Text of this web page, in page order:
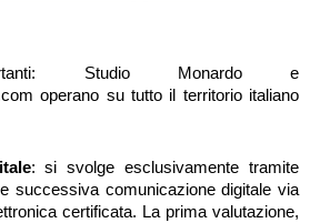
Studio Monardo e
operano su tutto il territorio italiano
: si svolge esclusivamente tramite
successiva comunicazione digitale via
certificata. La prima valutazione,